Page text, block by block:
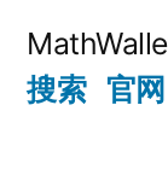
content
搜索 官网